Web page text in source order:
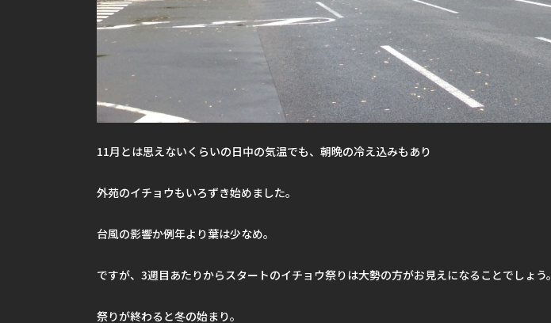
11月とは思えないくらいの日中の気温でも、朝晩の冷え込みもあり
外苑のイチョウもいろずき始めました。
台風の影響か例年より葉は少なめ。
ですが、3週目あたりからスタートのイチョウ祭りは大勢の方がお見えになることでしょう。
祭りが終わると冬の始まり。